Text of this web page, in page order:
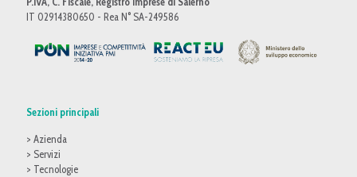
IT 02914380650 - Rea N° SA-249586
Sezioni principali
> Azienda
> Servizi
> Tecnologie